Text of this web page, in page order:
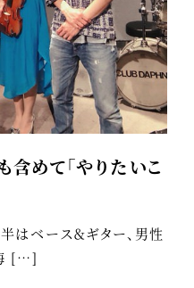
含めて「やりたいこ
はベース＆ギター、男性
[…]